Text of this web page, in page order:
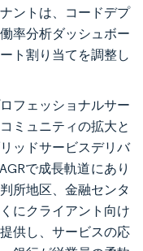
ントは、コードデプ
率分析ダッシュボー
ト割り当てを調整し
フェッショナルサー
ミュニティの拡大と
ッドサービスデリバ
で成長軌道にあり
所地区、金融センタ
にクライアント向け
供し、サービスの応